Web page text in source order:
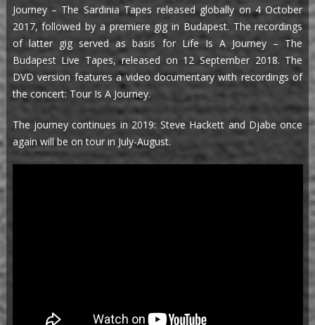
Journey – The Sardinia Tapes released globally on 4 October
2017, followed by a premiere gig in Budapest. The recordings
of latter gig served as basis for Life Is A Journey – The
Budapest Live Tapes, released on 12 September 2018. The
DVD version features a video documentary with recordings of
the concert: Tour Is A Journey.
The journey continues in 2019: Steve Hackett and Djabe once
again will be on tour in July-August.